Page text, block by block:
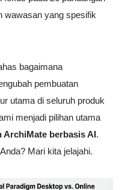
wawasan yang spesifik
bagaimana
pembuatan
utama di seluruh produk
menjadi pilihan utama
ArchiMate berbasis AI.
Mari kita jelajahi.